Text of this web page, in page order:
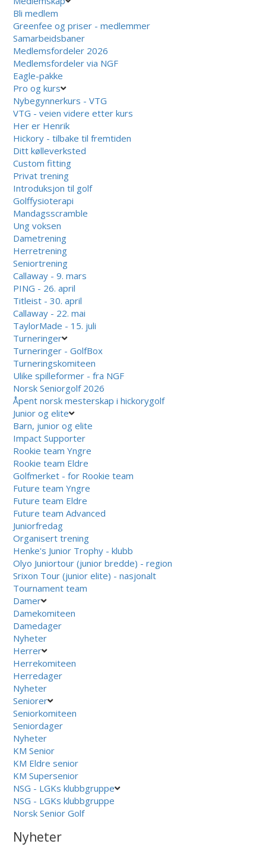
Bli medlem
Greenfee og priser - medlemmer
Samarbeidsbaner
Medlemsfordeler 2026
Medlemsfordeler via NGF
Eagle-pakke
Pro og kurs
Nybegynnerkurs - VTG
VTG - veien videre etter kurs
Her er Henrik
Hickory - tilbake til fremtiden
Ditt kølleverksted
Custom fitting
Privat trening
Introduksjon til golf
Golffysioterapi
Mandagsscramble
Ung voksen
Dametrening
Herretrening
Seniortrening
Callaway - 9. mars
PING - 26. april
Titleist - 30. april
Callaway - 22. mai
TaylorMade - 15. juli
Turneringer
Turneringer - GolfBox
Turneringskomiteen
Ulike spilleformer - fra NGF
Norsk Seniorgolf 2026
Åpent norsk mesterskap i hickorygolf
Junior og elite
Barn, junior og elite
Impact Supporter
Rookie team Yngre
Rookie team Eldre
Golfmerket - for Rookie team
Future team Yngre
Future team Eldre
Future team Advanced
Juniorfredag
Organisert trening
Henke's Junior Trophy - klubb
Olyo Juniortour (junior bredde) - region
Srixon Tour (junior elite) - nasjonalt
Tournament team
Damer
Damekomiteen
Damedager
Nyheter
Herrer
Herrekomiteen
Herredager
Nyheter
Seniorer
Seniorkomiteen
Seniordager
Nyheter
KM Senior
KM Eldre senior
KM Supersenior
NSG - LGKs klubbgruppe
NSG - LGKs klubbgruppe
Norsk Senior Golf
Nyheter